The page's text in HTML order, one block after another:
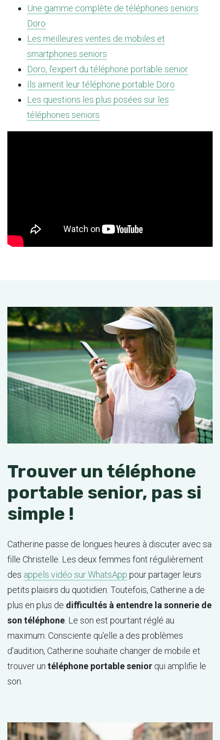
Une gamme complète de téléphones seniors
Doro
Les meilleures ventes de mobiles et
smartphones seniors
Doro, l’expert du téléphone portable senior
Ils aiment leur téléphone portable Doro
Les questions les plus posées sur les
téléphones seniors
Trouver un téléphone
portable senior, pas si
simple !
Catherine passe de longues heures à discuter avec sa
fille Christelle. Les deux femmes font régulièrement
des appels vidéo sur WhatsApp pour partager leurs
petits plaisirs du quotidien. Toutefois, Catherine a de
plus en plus de difficultés à entendre la sonnerie de
son téléphone. Le son est pourtant réglé au
maximum. Consciente qu’elle a des problèmes
d’audition, Catherine souhaite changer de mobile et
trouver un téléphone portable senior qui amplifie le
son.